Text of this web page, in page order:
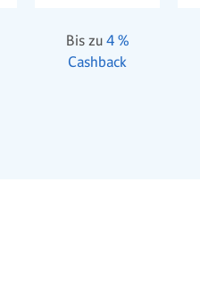
Bis zu 4 %
Cashback